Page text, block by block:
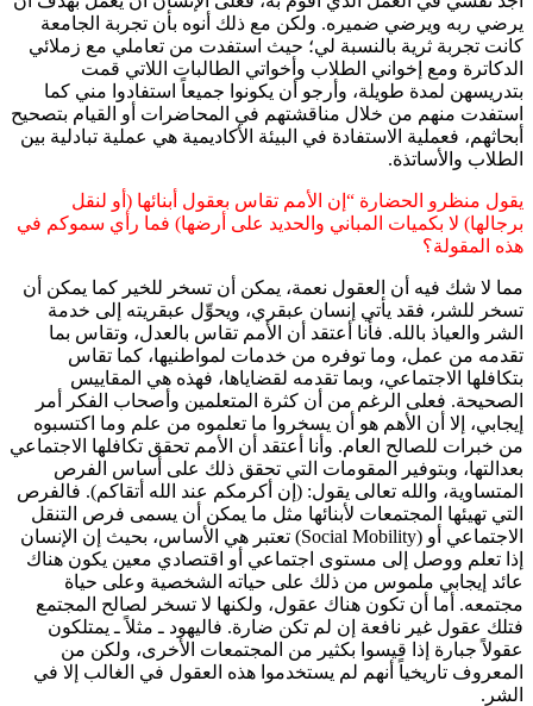
يرضي ربه ويرضي ضميره. ولكن مع ذلك أنوه بأن تجربة الجامعة
كانت تجربة ثرية بالنسبة لي؛ حيث استفدت من تعاملي مع زملائي
الدكاترة ومع إخواني الطلاب وأخواتي الطالبات اللاتي قمت
بتدريسهن لمدة طويلة، وأرجو أن يكونوا جميعاً استفادوا مني كما
استفدت منهم من خلال مناقشتهم في المحاضرات أو القيام بتصحيح
أبحاثهم، فعملية الاستفادة في البيئة الأكاديمية هي عملية تبادلية بين
الطلاب والأساتذة.
يقول منظرو الحضارة “إن الأمم تقاس بعقول أبنائها (أو لنقل
برجالها) لا بكميات المباني والحديد على أرضها) فما رأي سموكم في
هذه المقولة؟
مما لا شك فيه أن العقول نعمة، يمكن أن تسخر للخير كما يمكن أن
تسخر للشر، فقد يأتي إنسان عبقري، ويحوِّل عبقريته إلى خدمة
الشر والعياذ بالله. فأنا أعتقد أن الأمم تقاس بالعدل، وتقاس بما
تقدمه من عمل، وما توفره من خدمات لمواطنيها، كما تقاس
بتكافلها الاجتماعي، وبما تقدمه لقضاياها، فهذه هي المقاييس
الصحيحة. فعلى الرغم من أن كثرة المتعلمين وأصحاب الفكر أمر
إيجابي، إلا أن الأهم هو أن يسخروا ما تعلموه من علم وما اكتسبوه
من خبرات للصالح العام. وأنا أعتقد أن الأمم تحقق تكافلها الاجتماعي
بعدالتها، وبتوفير المقومات التي تحقق ذلك على أساس الفرص
المتساوية، والله تعالى يقول: (إن أكرمكم عند الله أتقاكم). فالفرص
التي تهيئها المجتمعات لأبنائها مثل ما يمكن أن يسمى فرص التنقل
الاجتماعي أو (Social Mobility) تعتبر هي الأساس، بحيث إن الإنسان
إذا تعلم ووصل إلى مستوى اجتماعي أو اقتصادي معين يكون هناك
عائد إيجابي ملموس من ذلك على حياته الشخصية وعلى حياة
مجتمعه. أما أن تكون هناك عقول، ولكنها لا تسخر لصالح المجتمع
فتلك عقول غير نافعة إن لم تكن ضارة. فاليهود ـ مثلاً ـ يمتلكون
عقولاً جبارة إذا قيسوا بكثير من المجتمعات الأخرى، ولكن من
المعروف تاريخياً أنهم لم يستخدموا هذه العقول في الغالب إلا في
الشر.